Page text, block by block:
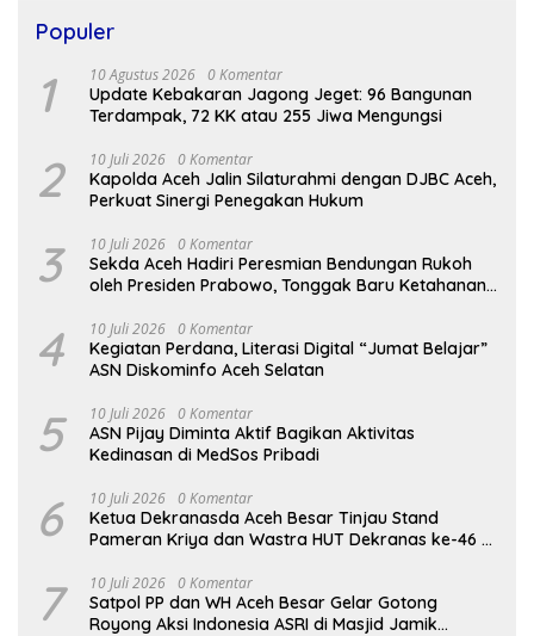
Populer
1 10 Agustus 2026 0 Komentar
Update Kebakaran Jagong Jeget: 96 Bangunan
Terdampak, 72 KK atau 255 Jiwa Mengungsi
2 10 Juli 2026 0 Komentar
Kapolda Aceh Jalin Silaturahmi dengan DJBC Aceh,
Perkuat Sinergi Penegakan Hukum
3 10 Juli 2026 0 Komentar
Sekda Aceh Hadiri Peresmian Bendungan Rukoh
oleh Presiden Prabowo, Tonggak Baru Ketahanan
4 10 Juli 2026 0 Komentar
Kegiatan Perdana, Literasi Digital “Jumat Belajar”
ASN Diskominfo Aceh Selatan
5 10 Juli 2026 0 Komentar
ASN Pijay Diminta Aktif Bagikan Aktivitas
Kedinasan di MedSos Pribadi
6 10 Juli 2026 0 Komentar
Ketua Dekranasda Aceh Besar Tinjau Stand
Pameran Kriya dan Wastra HUT Dekranas ke-46 di
7 10 Juli 2026 0 Komentar
Satpol PP dan WH Aceh Besar Gelar Gotong
Royong Aksi Indonesia ASRI di Masjid Jamik